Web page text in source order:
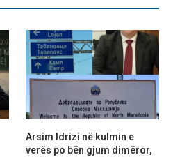
Arsim Idrizi në kulmin e
verës po bën gjum dimëror,